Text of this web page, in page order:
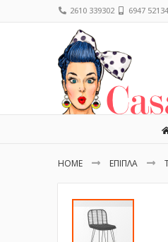
2610 339302 6947
HOME ΕΠΙΠΛΑ
Μετάβαση
τέλος